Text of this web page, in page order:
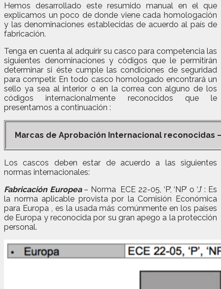
Hemos desarrollado este resumido manual en el que
explicamos un poco de donde viene cada homologación
y las denominaciones establecidas de acuerdo al país de
fabricación.
Tenga en cuenta al adquirir su casco para competencia las
siguientes denominaciones y códigos que le permitirán
determinar si éste cumple las condiciones de seguridad
para competir. En todo casco homologado encontrará un
sello ya sea al interior o en la correa con alguno de los
códigos internacionalmente reconocidos que le
presentamos a continuación :
Marcas de Aprobación Internacional reconocidas
Los cascos deben estar de acuerdo a las siguientes
normas internacionales:
Fabricación Europea– Norma ECE 22-05, ‘P’, ‘NP’ o ‘J’ : Es
la norma aplicable provista por la Comisión Económica
para Europa , es la usada más comúnmente en los países
de Europa y reconocida por su gran apego a la protección
personal.